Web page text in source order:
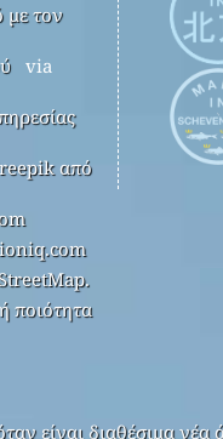
με τον
via
από
ποιότητα
είναι διαθέσιμα νέα